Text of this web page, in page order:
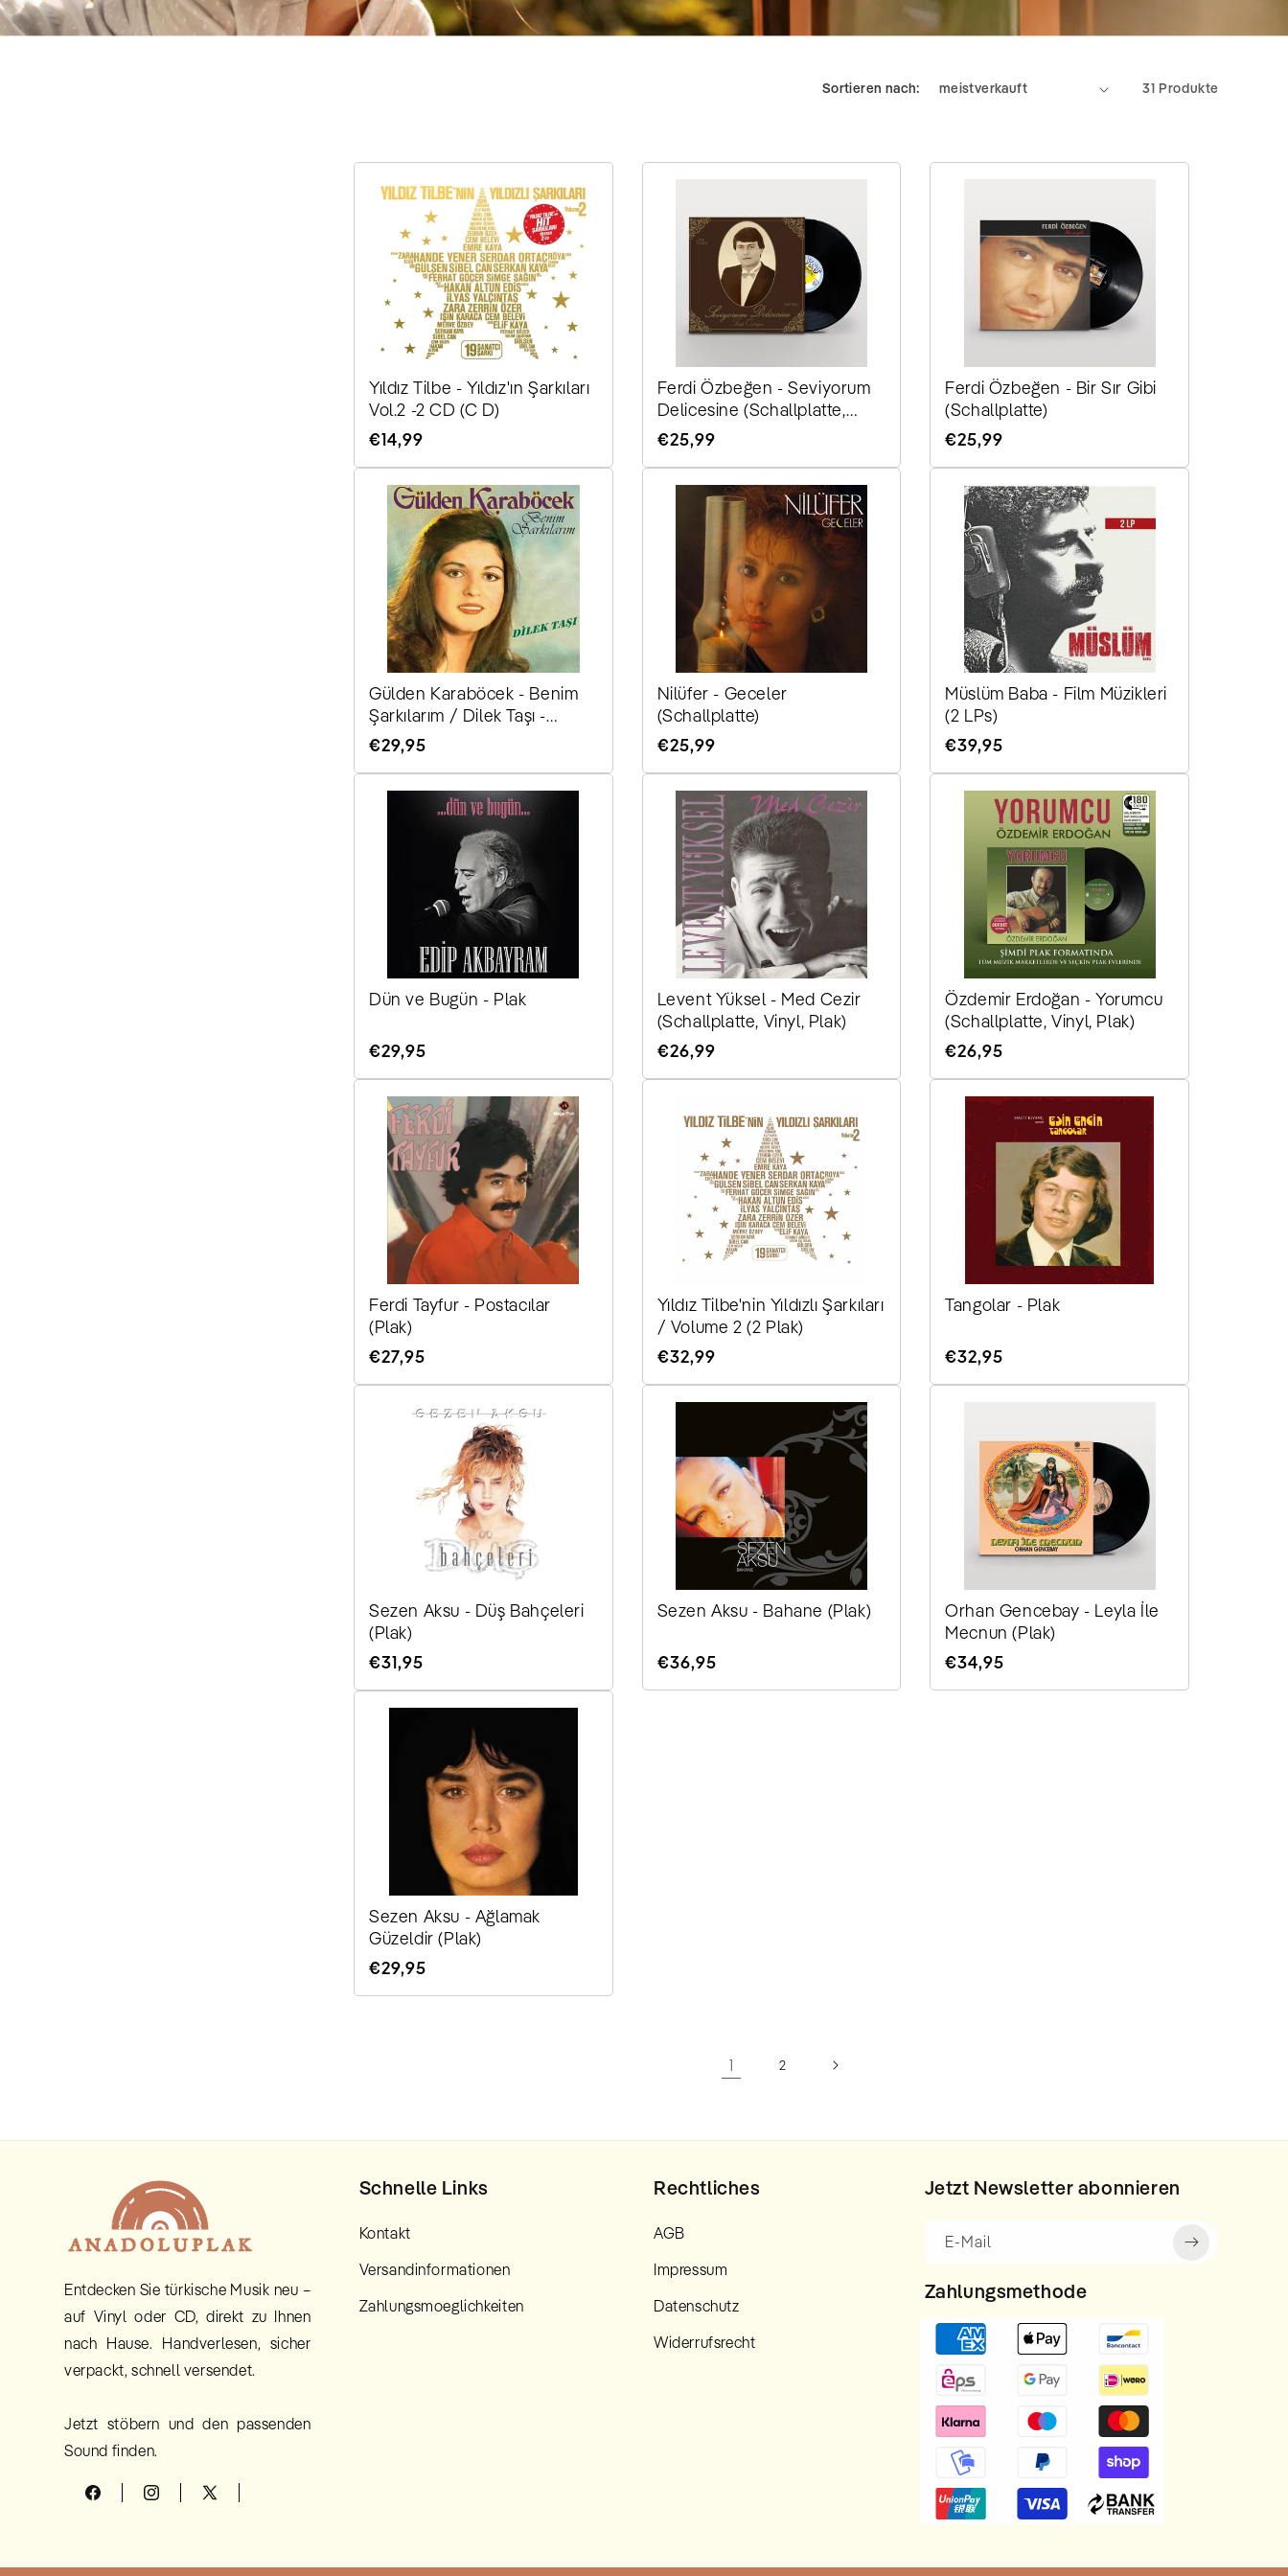
e
g
o
r
i
e
:
Sortieren nach: 31 Produkte
Yıldız Tilbe - Yıldız'ın Şarkıları
Vol.2 -2 CD (C D)
Normaler
€14,99
Ferdi Özbeğen - Seviyorum
Delicesine (Schallplatte,
Vinyl, Plak)
Normaler
€25,99
Ferdi Özbeğen - Bir Sır Gibi
(Schallplatte)
Normaler
€25,99
Gülden Karaböcek - Benim
Şarkılarım / Dilek Taşı -
(Schallplatte, Vinyl, Plak)
Normaler
€29,95
Nilüfer - Geceler
(Schallplatte)
Normaler
€25,99
Müslüm Baba - Film Müzikleri
(2 LPs)
Normaler
€39,95
Dün ve Bugün - Plak
Normaler
€29,95
Levent Yüksel - Med Cezir
(Schallplatte, Vinyl, Plak)
Normaler
€26,99
Özdemir Erdoğan - Yorumcu
(Schallplatte, Vinyl, Plak)
Normaler
€26,95
Ferdi Tayfur - Postacılar
(Plak)
Normaler
€27,95
Yıldız Tilbe'nin Yıldızlı Şarkıları
/ Volume 2 (2 Plak)
Normaler
€32,99
Tangolar - Plak
Normaler
€32,95
Sezen Aksu - Düş Bahçeleri
(Plak)
Normaler
€31,95
Sezen Aksu - Bahane (Plak)
Normaler
€36,95
Orhan Gencebay - Leyla İle
Mecnun (Plak)
Normaler
€34,95
Sezen Aksu - Ağlamak
Güzeldir (Plak)
Normaler
€29,95
1 2
Entdecken Sie türkische Musik neu –
auf Vinyl oder CD, direkt zu Ihnen
nach Hause. Handverlesen, sicher
verpackt, schnell versendet.
Jetzt stöbern und den passenden
Sound finden.
Facebook Instagram
X
Schnelle Links
Kontakt
Versandinformationen
Zahlungsmoeglichkeiten
Rechtliches
AGB
Impressum
Datenschutz
Widerrufsrecht
Jetzt Newsletter abonnieren
E-Mail
Zahlungsmethode